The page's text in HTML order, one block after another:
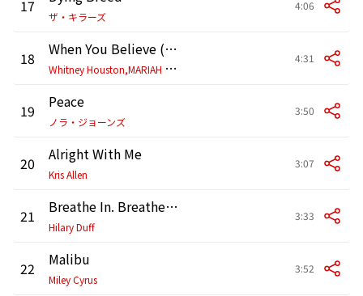
17
ザ・キラーズ
4:06
18
When You Believe (from The Prince of Egypt)
W
hitney Houston,MARIAH CAREY
4:31
19 Peace
ノラ・ジョーンズ
3:50
20 Alright With Me
Kris Allen
3:07
21 Breathe In. Breathe Out.
Hilary Duff
3:33
22 Malibu
Miley Cyrus
3:52